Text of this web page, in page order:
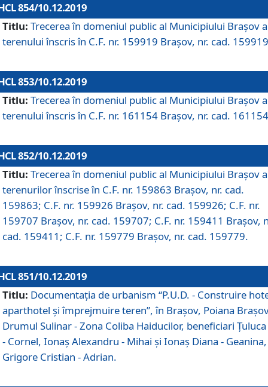
854/10.12.2019
Titlu: Trecerea în domeniul public al Municipiului Braşov a
terenului înscris în C.F. nr. 159919 Brașov, nr. cad.
853/10.12.2019
Titlu: Trecerea în domeniul public al Municipiului Braşov a
terenului înscris în C.F. nr. 161154 Brașov, nr. cad.
852/10.12.2019
Titlu: Trecerea în domeniul public al Municipiului Braşov a
terenurilor înscrise în C.F. nr. 159863 Brașov, nr. cad.
159863; C.F. nr. 159926 Brașov, nr. cad. 159926; C.F. nr.
159707 Brașov, nr. cad. 159707; C.F. nr. 159411 Brașov,
cad. 159411; C.F. nr. 159779 Brașov, nr. cad. 159779.
851/10.12.2019
Titlu: Documentaţia de urbanism “P.U.D. - Construire
aparthotel şi împrejmuire teren”, în Braşov, Poiana
Drumul Sulinar - Zona Coliba Haiducilor, beneficiari
- Cornel, Ionaş Alexandru - Mihai şi Ionaş Diana - Geanina,
Grigore Cristian - Adrian.